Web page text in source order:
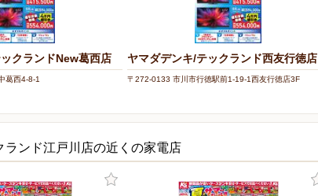
クランドNew葛西店
葛西4-8-1
ヤマダデンキ/テックランド西友行徳店
〒272-0133 市川市行徳駅前1-19-1西友行徳店3F
ランド江戸川店の近くの家電店